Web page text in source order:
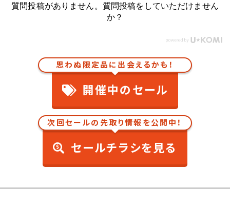
質問投稿がありません。質問投稿をしていただけません
か？
思わぬ限定品に出会えるかも！
開催中のセール
次回セールの先取り情報を公開中！
セールチラシを見る